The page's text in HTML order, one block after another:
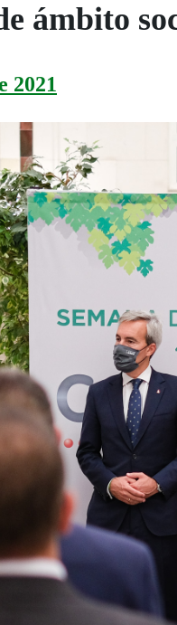
ámbito
2021